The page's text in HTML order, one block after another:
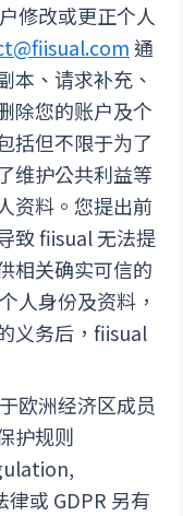
修改或更正个人
通
本、请求补充、
除您的账户及个
括但不限于为了
维护公共利益等
资料。您提出前
致 fiisual 无法提
相关确实可信的
人身份及资料，
义务后，fiisual
欧洲经济区成员
护规则
或 GDPR 另有